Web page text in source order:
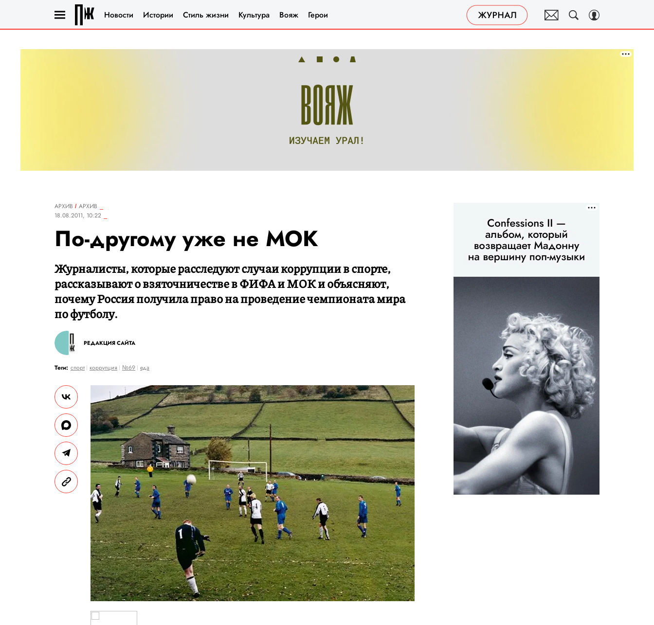
Новости Истории Стиль жизни Культура Вояж Герои
АРХИВ
АРХИВ
18.08.2011, 10:22
По-другому уже не МОК
Журналисты, которые расследуют случаи коррупции в спорте,
рассказывают о взяточничестве в ФИФА и МОК и объясняют,
почему Россия получила право на проведение чемпионата мира
по футболу.
РЕДАКЦИЯ САЙТА
Теги: спорт коррупция №69 еда